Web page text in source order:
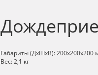
Габариты (ДхШхВ): 200х200х200
Вес: 2,1 кг